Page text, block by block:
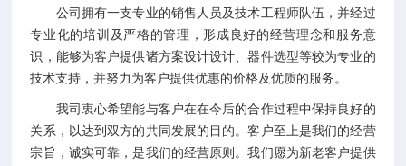
公司拥有一支专业的销售人员及技术工程师队伍，并经过
专业化的培训及严格的管理，形成良好的经营理念和服务意
识，能够为客户提供诸方案设计设计、器件选型等较为专业的
技术支持，并努力为客户提供优惠的价格及优质的服务。
我司衷心希望能与客户在在今后的合作过程中保持良好的
关系，以达到双方的共同发展的目的。客户至上是我们的经营
宗旨，诚实可靠，是我们的经营原则。我们愿为新老客户提供